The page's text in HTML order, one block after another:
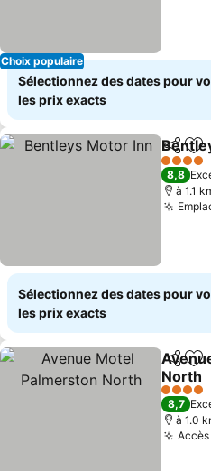
Choix populaire
Sélectionnez des dates pour
les prix exacts
4 Étoiles
8,8
à 1.1
Sélectionnez des dates pour
les prix exacts
North
4 Étoiles
8,7
à 1.0